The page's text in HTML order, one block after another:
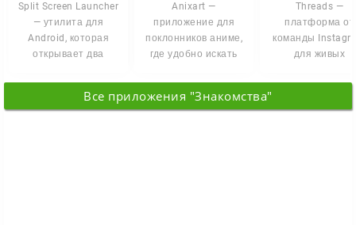
Split Screen Launcher
— утилита для
Android, которая
открывает два
одновременно в
режиме
Anixart —
приложение для
поклонников аниме,
где удобно искать
новинками и
Threads —
платформа от
команды
для живых
обсуждений и
Все приложения "Знакомства"